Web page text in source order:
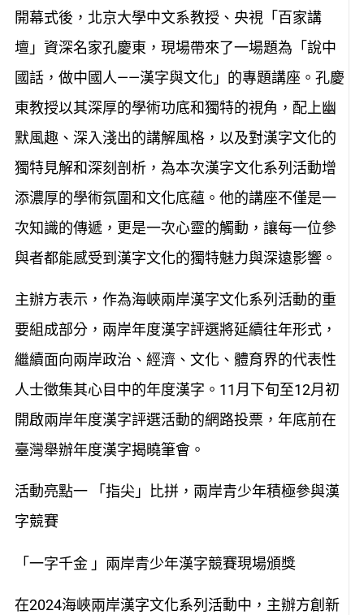
開幕式後，北京大學中文系教授、央視「百家講
壇」資深名家孔慶東，現場帶來了一場題為「說中
國話，做中國人——漢字與文化」的專題講座。孔慶
東教授以其深厚的學術功底和獨特的視角，配上幽
默風趣、深入淺出的講解風格，以及對漢字文化的
獨特見解和深刻剖析，為本次漢字文化系列活動增
添濃厚的學術氛圍和文化底蘊。他的講座不僅是一
次知識的傳遞，更是一次心靈的觸動，讓每一位參
與者都能感受到漢字文化的獨特魅力與深遠影響。
主辦方表示，作為海峽兩岸漢字文化系列活動的重
要組成部分，兩岸年度漢字評選將延續往年形式，
繼續面向兩岸政治、經濟、文化、體育界的代表性
人士徵集其心目中的年度漢字。11月下旬至12月初
開啟兩岸年度漢字評選活動的網路投票，年底前在
臺灣舉辦年度漢字揭曉筆會。
活動亮點一 「指尖」比拼，兩岸青少年積極參與漢
字競賽
「一字千金 」兩岸青少年漢字競賽現場頒獎
在2024海峽兩岸漢字文化系列活動中，主辦方創新